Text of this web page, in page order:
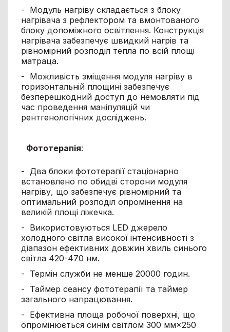
- Модуль нагріву складається з блоку
нагрівача з рефлектором та вмонтованого
блоку допоміжного освітлення. Конструкція
нагрівача забезпечує швидкий нагрів та
рівномірний розподіл тепла по всій площі
матраца.
- Можливість зміщення модуля нагріву в
горизонтальній площині забезпечує
безперешкодний доступ до немовляти під
час проведення маніпуляцій чи
рентгенологічних досліджень.
Фототерапія:
- Два блоки фототерапії стаціонарно
встановлено по обидві сторони модуля
нагріву, що забезпечує рівномірний та
оптимальний розподіл опромінення на
великій площі ліжечка.
- Використовуються LED джерело
холодного світла високої інтенсивності з
діапазон ефективних довжин хвиль синього
світла 420-470 нм.
- Термін служби не менше 20000 годин.
- Таймер сеансу фототерапії та таймер
загального напрацювання.
- Ефективна площа робочої поверхні, що
опромінюється синім світлом 300 мм×250